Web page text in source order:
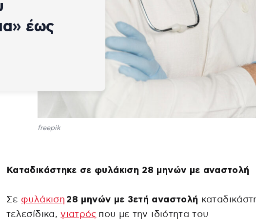
έως
freepik
Καταδικάστηκε σε φυλάκιση 28 μηνών με αναστολή
Σε φυλάκιση 28 μηνών με 3ετή αναστολή
τελεσίδικα,γιατρός που με την ιδιότητα του